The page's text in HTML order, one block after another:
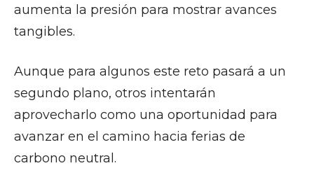
aumenta la presión para mostrar avances
tangibles.
Aunque para algunos este reto pasará a un
segundo plano, otros intentarán
aprovecharlo como una oportunidad para
avanzar en el camino hacia ferias de
carbono neutral.